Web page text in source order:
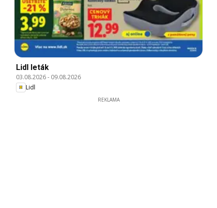
Lidl leták
03.08.2026- 09.08.2026
Lidl
REKLAMA